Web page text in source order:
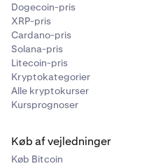
Dogecoin-pris
XRP-pris
Cardano-pris
Solana-pris
Litecoin-pris
Kryptokategorier
Alle kryptokurser
Kursprognoser
Køb af vejledninger
Køb Bitcoin